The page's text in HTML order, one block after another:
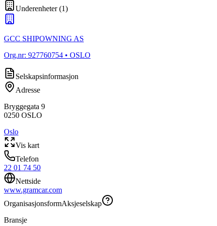
Underenheter(1)
GCC SHIPOWNING AS
Org.nr: 927760754 • OSLO
Selskapsinformasjon
Adresse
Bryggegata 9
0250 OSLO
Oslo
Vis kart
Telefon
22 01 74 50
Nettside
www.gramcar.com
OrganisasjonsformAksjeselskap
Bransje